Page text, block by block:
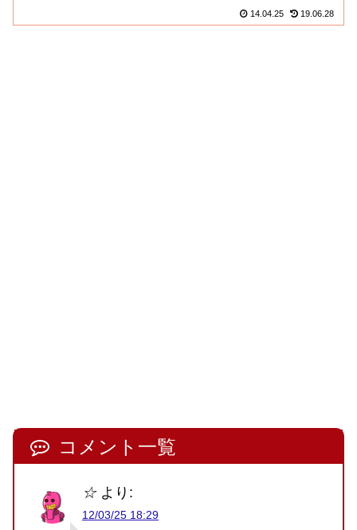
と娘さんでやってるみたい。木...
14.04.25 19.06.28
コメント一覧
☆ より:
12/03/25 18:29